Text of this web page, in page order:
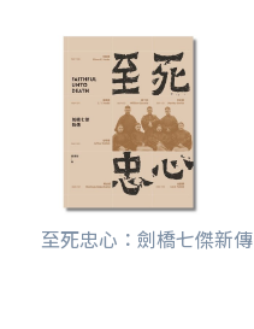
至死忠心：劍橋七傑新傳